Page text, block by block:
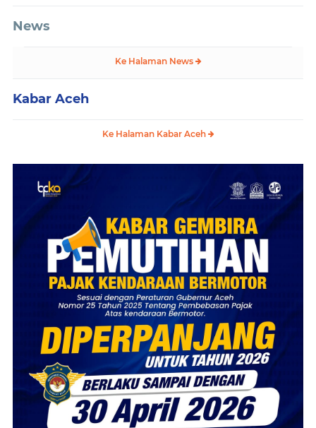
News
Ke Halaman News
Kabar Aceh
Ke Halaman Kabar Aceh